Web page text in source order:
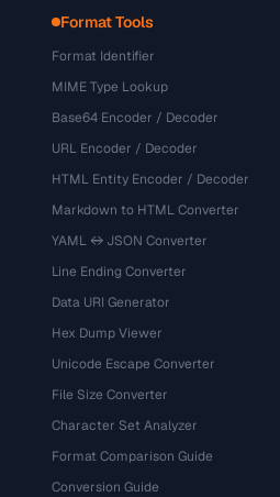
Format Tools
Format Identifier
MIME Type Lookup
Base64 Encoder / Decoder
URL Encoder / Decoder
HTML Entity Encoder / Decoder
Markdown to HTML Converter
YAML ↔ JSON Converter
Line Ending Converter
Data URI Generator
Hex Dump Viewer
Unicode Escape Converter
File Size Converter
Character Set Analyzer
Format Comparison Guide
Conversion Guide